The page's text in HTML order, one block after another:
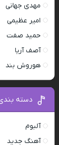
مهدی جهانی
امیر عظیمی
حمید صفت
آصف آریا
هوروش بند
دسته
آلبوم
آهنگ جدید